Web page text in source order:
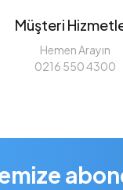
Müşteri
Hemen Arayın
0216 550 4300